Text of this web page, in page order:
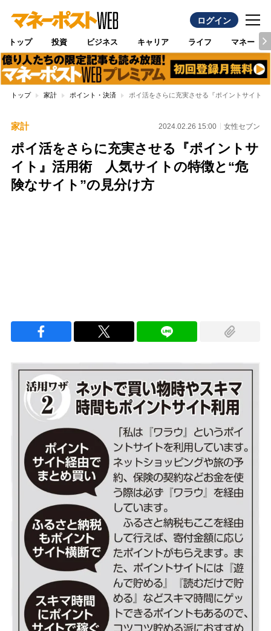
ログイン
トップ 投資 ビジネス キャリア ライフ マネー
トップ 家計 ポイント・決済 ポイ活をさらに充実させる『ポイントサイト
家計 2024.02.26 15:00 女性セブン
ポイ活をさらに充実させる『ポイントサ
イト』活用術 人気サイトの特徴と“危
険なサイト”の見分け方